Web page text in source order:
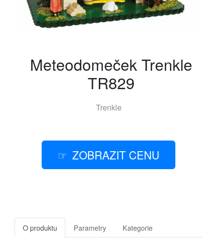
Meteodomeček Trenkle
TR829
Trenkle
ZOBRAZIT CENU
O produktu Parametry Kategorie